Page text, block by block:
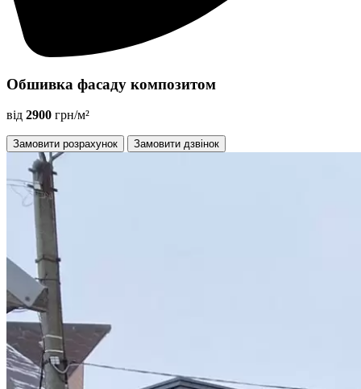
Обшивка фасаду композитом
від 2900 грн/м²
Замовити розрахунок Замовити дзвінок